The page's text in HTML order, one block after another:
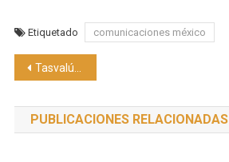
Etiquetado comunicaciones méxico
Navegación
de
entradas
Tasvalúo presenta su análisis inmobiliario de la Zona Metropolitana de Puebla-Tlaxcala
PUBLICACIONES RELACIONADAS